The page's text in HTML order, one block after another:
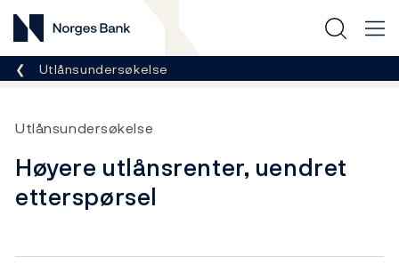
Norges Bank
Her er du nå:
Utlånsundersøkelse
Utlånsundersøkelse
Høyere utlånsrenter, uendret
etterspørsel